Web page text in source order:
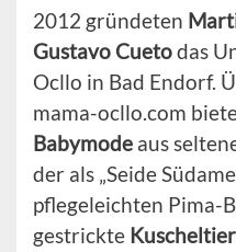
2012 gründeten
Gustavo Cuetodas
Ocllo in Bad Endorf.
mama-ocllo.com
Babymode aus
der als „Seide
pflegeleichten Pima-
gestrickte